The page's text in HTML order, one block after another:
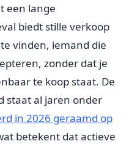
een lange
biedt stille verkoop
vinden, iemand die
zonder dat je
te koop staat. De
staat al jaren onder
in 2026 geraamd op
betekent dat actieve